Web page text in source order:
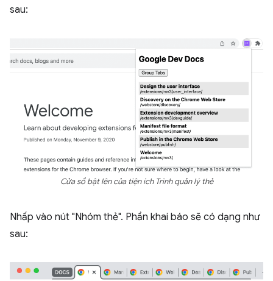
sau:
Cửa sổ bật lên của tiện ích Trình quản lý thẻ
Nhấp vào nút "Nhóm thẻ". Phần khai báo sẽ có dạng như
sau: